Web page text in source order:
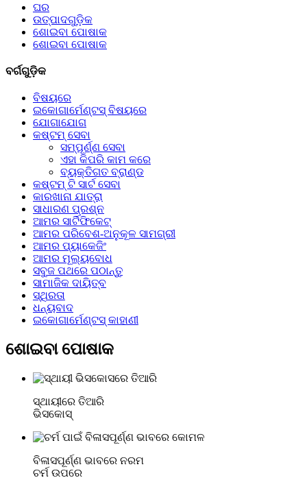
ଘର
ଉତ୍ପାଦଗୁଡ଼ିକ
ଶୋଇବା ପୋଷାକ
ଶୋଇବା ପୋଷାକ
ବର୍ଗଗୁଡ଼ିକ
ବିଷୟରେ
ଇକୋଗାର୍ମେଣ୍ଟସ୍ ବିଷୟରେ
ଯୋଗାଯୋଗ
କଷ୍ଟମ୍ ସେବା
ସମ୍ପୂର୍ଣ୍ଣ ସେବା
ଏହା କିପରି କାମ କରେ
ବ୍ୟକ୍ତିଗତ ବ୍ରାଣ୍ଡ
କଷ୍ଟମ୍ ଟି ସାର୍ଟ ସେବା
କାରଖାନା ଯାତ୍ରା
ସାଧାରଣ ପ୍ରଶ୍ନ
ଆମର ସାର୍ଟିଫିକେଟ୍
ଆମର ପରିବେଶ-ଅନୁକୂଳ ସାମଗ୍ରୀ
ଆମର ପ୍ୟାକେଜିଂ
ଆମର ମୂଲ୍ୟବୋଧ
ସବୁଜ ପଥରେ ପଠାନ୍ତୁ
ସାମାଜିକ ଦାୟିତ୍ବ
ସ୍ଥିରତା
ଧନ୍ୟବାଦ
ଇକୋଗାର୍ମେଣ୍ଟସ୍ କାହାଣୀ
ଶୋଇବା ପୋଷାକ
ସ୍ଥାୟୀରେ ତିଆରି
ଭିସକୋସ୍
ବିଳାସପୂର୍ଣ୍ଣ ଭାବରେ ନରମ
ଚର୍ମ ଉପରେ